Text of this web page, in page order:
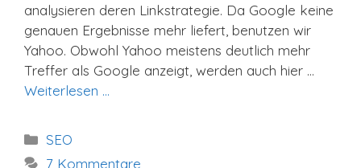
analysieren deren Linkstrategie. Da Google keine
genauen Ergebnisse mehr liefert, benutzen wir
Yahoo. Obwohl Yahoo meistens deutlich mehr
Treffer als Google anzeigt, werden auch hier …
Weiterlesen …
Kategorien
SEO
7 Kommentare